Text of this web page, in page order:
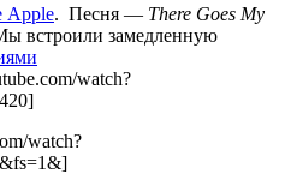
Apple. Песня — There Goes My
встроили замедленную
watch?
watch?